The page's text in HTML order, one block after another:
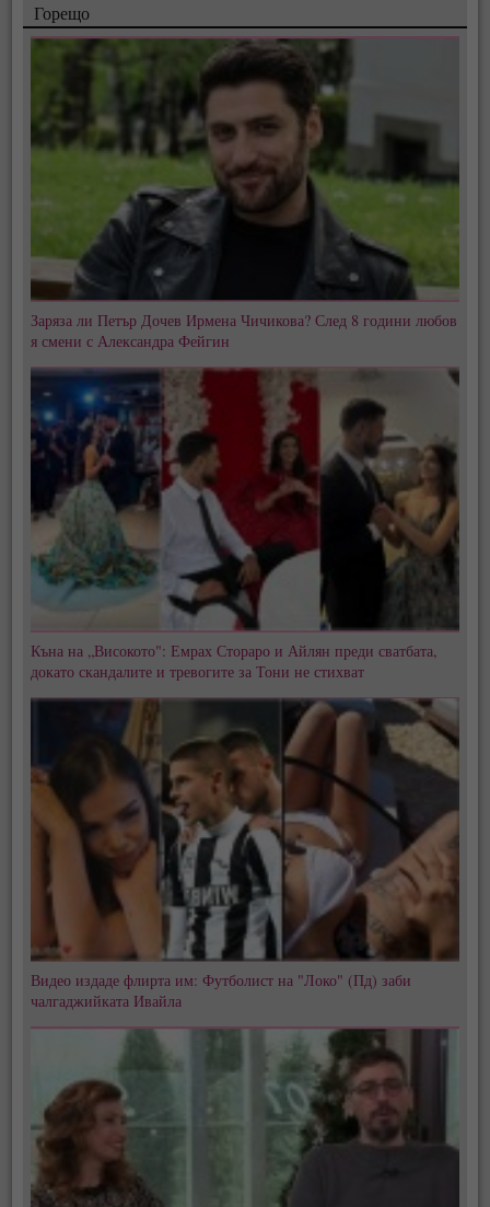
Горещо
Заряза ли Петър Дочев Ирмена Чичикова? След 8 години любов
я смени с Александра Фейгин
Къна на „Високото": Емрах Стораро и Айлян преди сватбата,
докато скандалите и тревогите за Тони не стихват
Видео издаде флирта им: Футболист на "Локо" (Пд) заби
чалгаджийката Ивайла